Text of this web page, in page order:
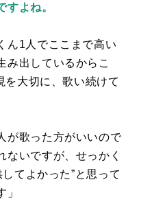
よね。
ん1人でここまで高い
み出しているからこ
を大切に、歌い続けて
が歌った方がいいので
ないですが、せっかく
てよかった”と思って
」